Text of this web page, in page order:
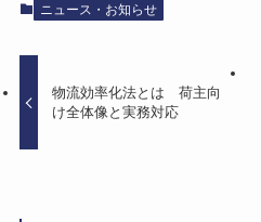
ニュース・お知らせ
物流効率化法とは 荷主向
け全体像と実務対応